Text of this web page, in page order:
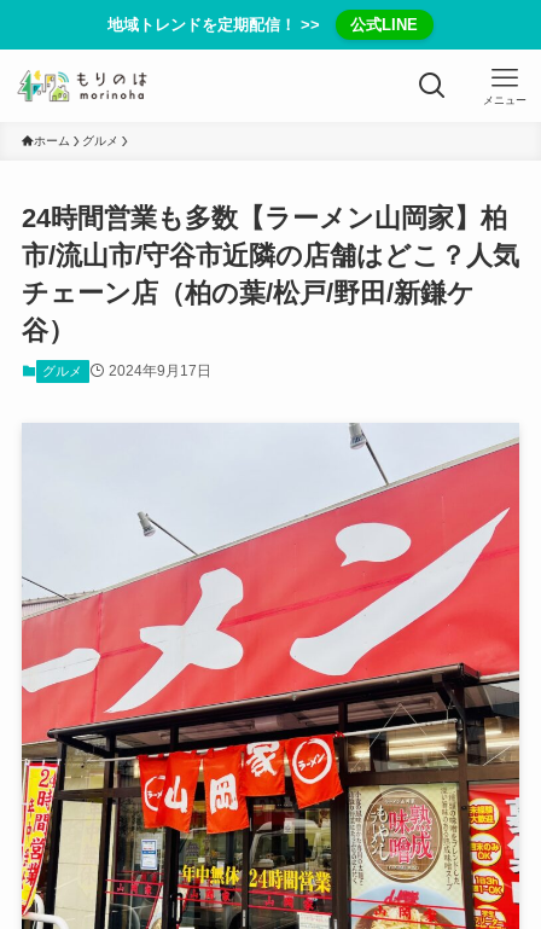
地域トレンドを定期配信！ >> 公式LINE
メニュー
ホーム グルメ
24時間営業も多数【ラーメン山岡家】柏
市/流山市/守谷市近隣の店舗はどこ？人気
チェーン店（柏の葉/松戸/野田/新鎌ケ
谷）
グルメ 2024年9月17日